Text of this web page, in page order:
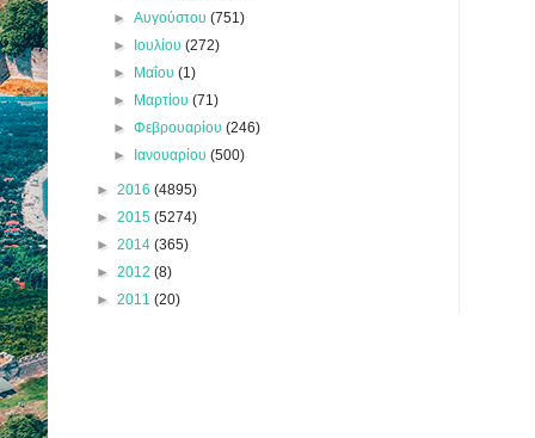
►Αυγούστου(751)
► Ιουλίου(272)
► Μαΐου(1)
► Μαρτίου(71)
►Φεβρουαρίου(246)
► Ιανουαρίου(500)
► 2016 (4895)
► 2015 (5274)
► 2014 (365)
► 2012 (8)
► 2011 (20)